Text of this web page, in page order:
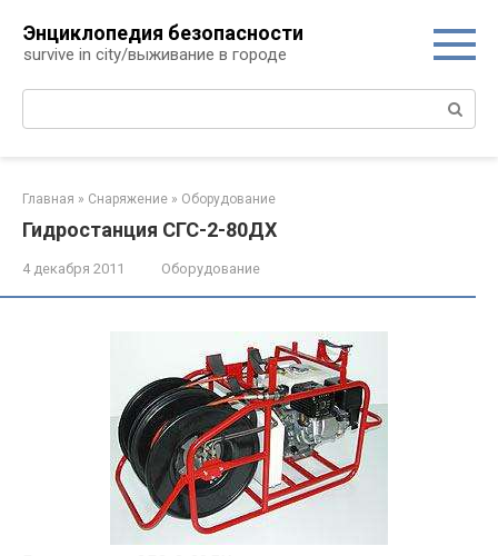
контенту
Энциклопедия безопасности
survive in city/выживание в городе
Поиск:
Главная » Снаряжение » Оборудование
Гидростанция СГС-2-80ДХ
4 декабря 2011 Оборудование